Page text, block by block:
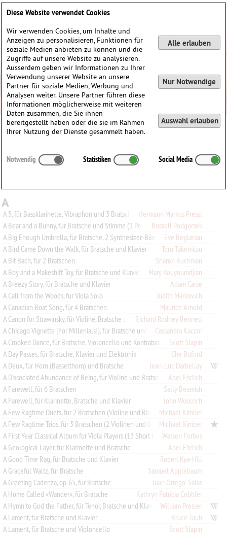
C D I J P
Q
T U Z 0-9
A
A 5, für Bassklarinette, Vibraphon und 3 Bratschen Hermann Markus Pressl
A Bear and a Bunny, für Bratsche und Stimme (1 Person)Russell Podgorsek
A Big Enough Umbrella, für Bratsche, 2 Synthesizer-Bässe und Streichorchester
Eve Beglarian
A Bird Came Down the Walk, für Bratsche und Klavier
Toru Takemitsu
A Bit Bach, für 2 Bratschen
Sharon Ruchman
A Boy and a Makeshift Toy, für Bratsche und Klavier
Mary Kouyoumdjian
A Breezy Story, für Bratsche und Klavier
Adam Carse
A Call from the Woods, für Viola Solo
Judith Markovich
A Canadian Boat Song, für 4 Bratschen
Maurice Arnold
A Canon for Strawinsky, für Violine, Bratsche und VioloncelloRichard Rodney Bennett
A Chicago Vignette [For Millenials!], für Bratsche und KlavierCassandra Kaczor
A Crooked Dance, für Bratsche, Violoncello und Kontrabass
Scott Slapin
A Day Passes, für Bratsche, Klavier und Elektronik
Che Buford
A Deux, für Horn (Bassetthorn) und Bratsche
Jean-Luc Darbellay
A Dissociated Abundance of Being, für Violine und Bratsche
Abel Ehrlich
A Farewell, für 6 Bratschen
Sally Beamish
A Farewell, für Klarinette, Bratsche und Klavier
John Woolrich
A Few Ragtime Duets, für 2 Bratschen (Violine und Bratsche)Michael Kimber
A Few Ragtime Trios, für 3 Bratschen (2 Violinen und Bratsche)Michael Kimber
A First Year Classical Album for Viola Players (13 Short Pieces), für Bratsche
Watson Forbes
A Geological Layer, für Klarinette und Bratsche
Abel Ehrlich
A Good Time Rag, für Bratsche und Klavier
Robert Kya-Hill
A Graceful Waltz, für Bratsche
Samuel Applebaum
A Greeting Cadenza, op. 65, für Bratsche
Juan Orrego-Salas
A Home Called «Wander», für Bratsche
Kathryn Patricia Cobbler
A Hymn to God the Father, für Tenor, Bratsche und Klavier (Orgel)William Presser
A Lament, für Bratsche und Klavier
Bruce Taub
A Lament, für Bratsche und Violoncello
Scott Slapin
Diese Website verwendet Cookies
Wir verwenden Cookies, um Inhalte und
Anzeigen zu personalisieren, Funktionen für
soziale Medien anbieten zu können und die
Zugriffe auf unsere Website zu analysieren.
Ausserdem geben wir Informationen zu Ihrer
Verwendung unserer Website an unsere
Partner für soziale Medien, Werbung und
Analysen weiter. Unsere Partner führen diese
Informationen möglicherweise mit weiteren
Daten zusammen, die Sie ihnen
bereitgestellt haben oder die sie im Rahmen
Ihrer Nutzung der Dienste gesammelt haben.
Alle erlauben
Nur Notwendige
Auswahl erlauben
Notwendig Statistiken Social Media